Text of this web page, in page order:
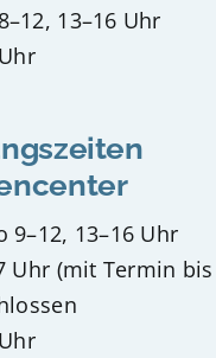
13–16 Uhr
9–12, 13–16 Uhr
Uhr (mit Termin